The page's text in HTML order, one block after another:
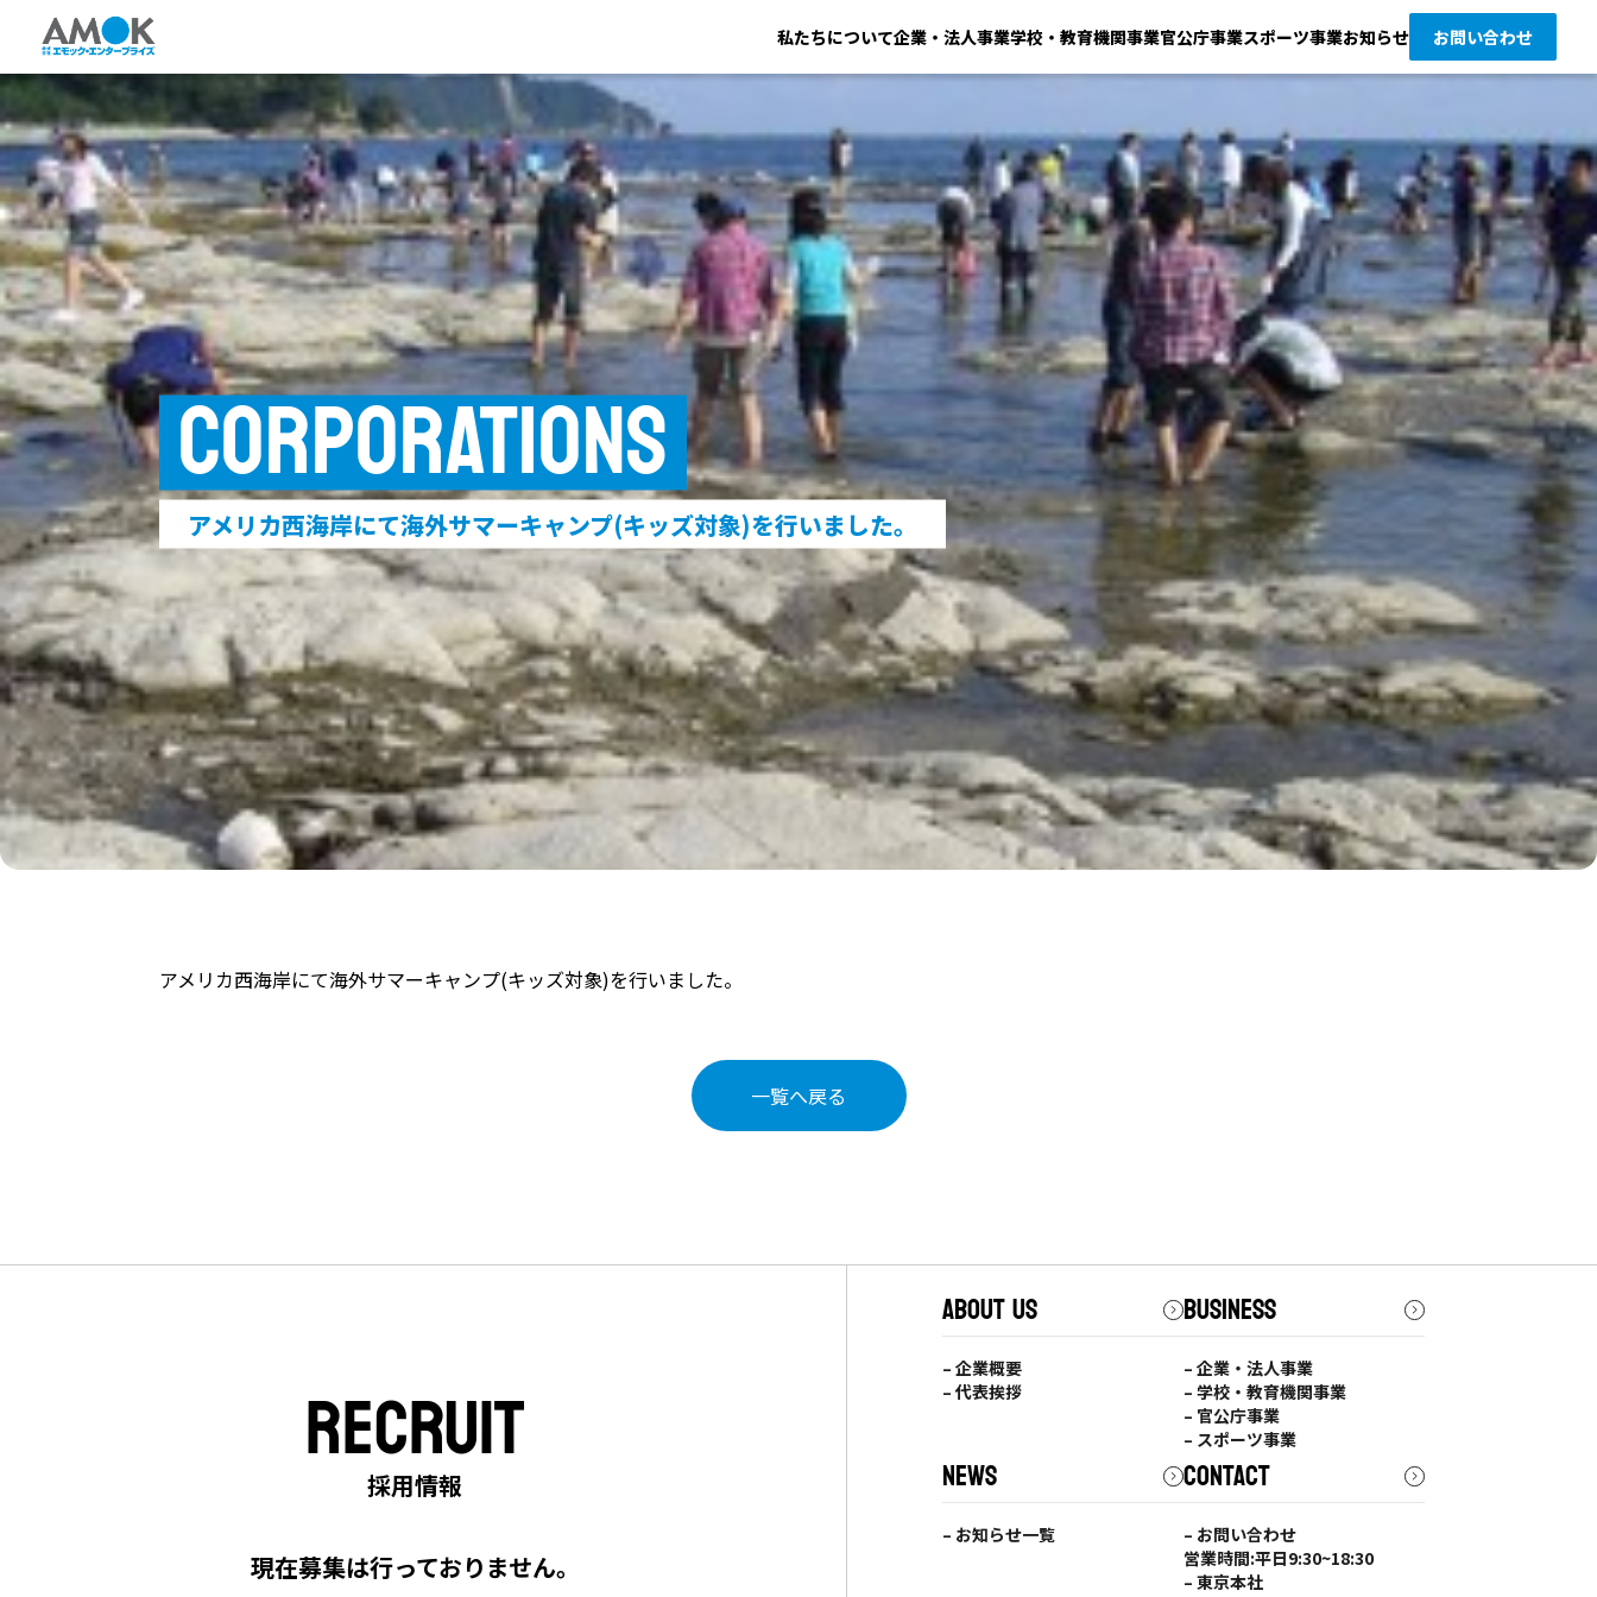
私たちについて企業・法人事業学校・教育機関事業官公庁事業スポーツ事業お知らせ お問い合わせ
CORPORATIONS
アメリカ西海岸にて海外サマーキャンプ(キッズ対象)を行いました。
アメリカ西海岸にて海外サマーキャンプ(キッズ対象)を行いました。
一覧へ戻る
RECRUIT
採用情報
現在募集は行っておりません。
ABOUT US
– 企業概要
– 代表挨拶
BUSINESS
– 企業・法人事業
– 学校・教育機関事業
– 官公庁事業
– スポーツ事業
NEWS
– お知らせ一覧
CONTACT
– お問い合わせ
営業時間:平日9:30~18:30
– 東京本社